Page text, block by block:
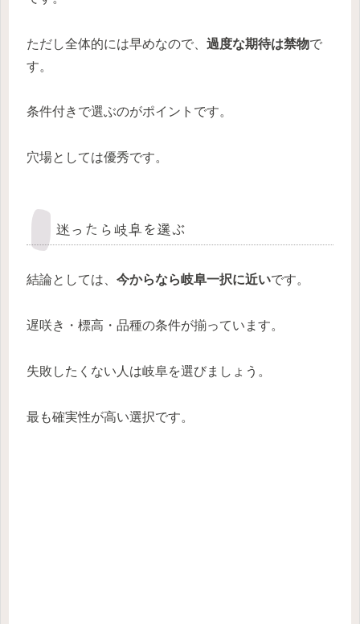
ただし全体的には早めなので、 過度な期待は禁物で
す。
条件付きで選ぶのがポイントです。
穴場としては優秀です。
迷ったら岐阜を選ぶ
結論としては、 今からなら岐阜一択に近いです。
遅咲き・標高・品種の条件が揃っています。
失敗したくない人は岐阜を選びましょう。
最も確実性が高い選択です。